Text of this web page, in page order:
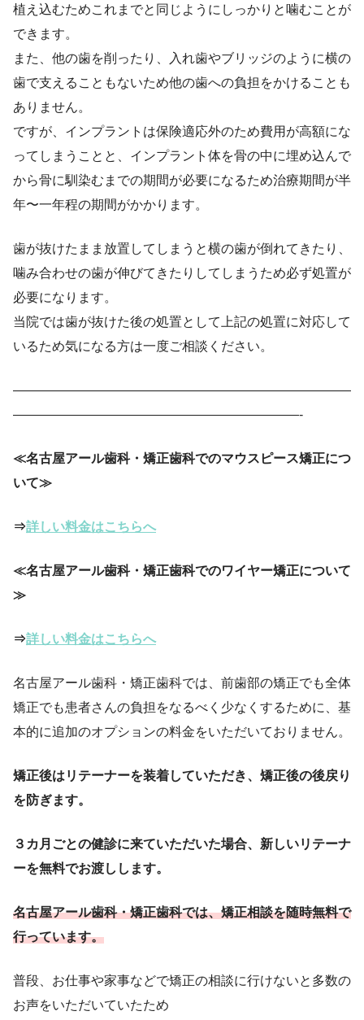
植え込むためこれまでと同じようにしっかりと噛むことが
できます。
また、他の歯を削ったり、入れ歯やブリッジのように横の
歯で支えることもないため他の歯への負担をかけることも
ありません。
ですが、インプラントは保険適応外のため費用が高額にな
ってしまうことと、インプラント体を骨の中に埋め込んで
から骨に馴染むまでの期間が必要になるため治療期間が半
年〜一年程の期間がかかります。
歯が抜けたまま放置してしまうと横の歯が倒れてきたり、
噛み合わせの歯が伸びてきたりしてしまうため必ず処置が
必要になります。
当院では歯が抜けた後の処置として上記の処置に対応して
いるため気になる方は一度ご相談ください。
——————————————————————————
——————————————————————-
≪名古屋アール歯科・矯正歯科でのマウスピース矯正につ
いて≫
⇒詳しい料金はこちらへ
≪名古屋アール歯科・矯正歯科でのワイヤー矯正について
≫
⇒詳しい料金はこちらへ
名古屋アール歯科・矯正歯科では、前歯部の矯正でも全体
矯正でも患者さんの負担をなるべく少なくするために、基
本的に追加のオプションの料金をいただいておりません。
矯正後はリテーナーを装着していただき、矯正後の後戻り
を防ぎます。
３カ月ごとの健診に来ていただいた場合、新しいリテーナ
ーを無料でお渡しします。
名古屋アール歯科・矯正歯科では、矯正相談を随時無料で
行っています。
普段、お仕事や家事などで矯正の相談に行けないと多数の
お声をいただいていたため